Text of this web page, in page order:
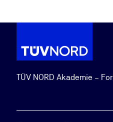
TÜV NORD Akademie –